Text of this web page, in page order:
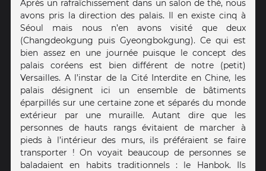
Après un rafraîchissement dans un salon de thé, nous
avons pris la direction des palais. Il en existe cinq à
Séoul mais nous n’en avons visité que deux
(Changdeokgung puis Gyeongbokgung). Ce qui est
bien assez en une journée puisque le concept des
palais coréens est bien différent de notre (petit)
Versailles. A l’instar de la Cité Interdite en Chine, les
palais désignent ici un ensemble de bâtiments
éparpillés sur une certaine zone et séparés du monde
extérieur par une muraille. Autant dire que les
personnes de hauts rangs évitaient de marcher à
pieds à l’intérieur des murs, ils préféraient se faire
transporter ! On voyait beaucoup de personnes se
baladaient en habits traditionnels : le Hanbok. Ils